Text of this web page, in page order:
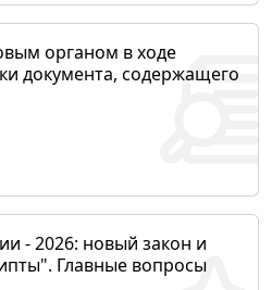
органом в ходе
документа, содержащего
- 2026: новый закон и
Главные вопросы